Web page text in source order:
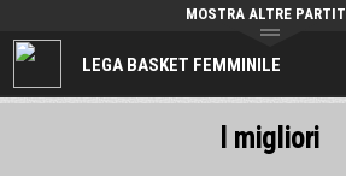
LEGA BASKET FEMMINILE
MOSTRA ALTRE
I migliori